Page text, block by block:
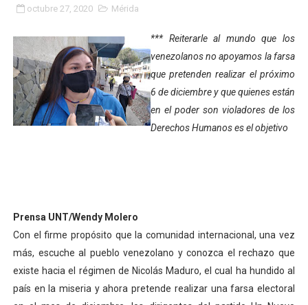
Gobierno bolivariano avanza en la transformación del
Niños merideños aprenden sobre gaita de tambora
Hospital universitario muestra sus avances en visita
Fortalecen formación académica de médicos en
Fortaleciendo la economía comunal en El Vigía con
Campo Elías consolida plan de bacheo en el sector La
octubre 27, 2020 Mérida
*** Reiterarle al mundo que los
venezolanos no apoyamos la farsa
que pretenden realizar el próximo
6 de diciembre y que quienes están
en el poder son violadores de los
Derechos Humanos es el objetivo
Prensa UNT/Wendy Molero
Con el firme propósito que la comunidad internacional, una vez
más, escuche al pueblo venezolano y conozca el rechazo que
existe hacia el régimen de Nicolás Maduro, el cual ha hundido al
país en la miseria y ahora pretende realizar una farsa electoral